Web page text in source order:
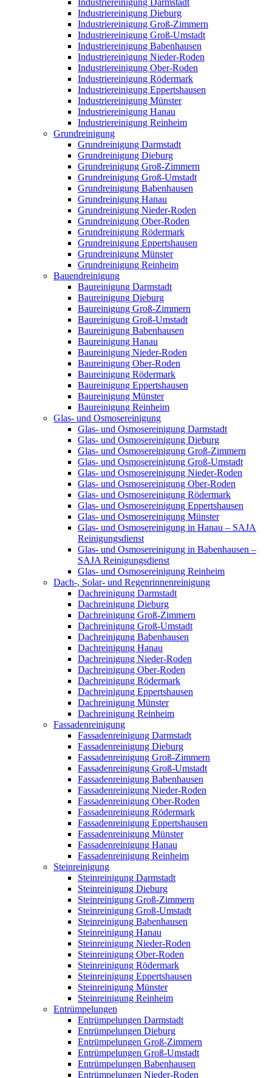
Industriereinigung Darmstadt
Industriereinigung Dieburg
Industriereinigung Groß-Zimmern
Industriereinigung Groß-Umstadt
Industriereinigung Babenhausen
Industriereinigung Nieder-Roden
Industriereinigung Ober-Roden
Industriereinigung Rödermark
Industriereinigung Eppertshausen
Industriereinigung Münster
Industriereinigung Hanau
Industriereinigung Reinheim
Grundreinigung
Grundreinigung Darmstadt
Grundreinigung Dieburg
Grundreinigung Groß-Zimmern
Grundreinigung Groß-Umstadt
Grundreinigung Babenhausen
Grundreinigung Hanau
Grundreinigung Nieder-Roden
Grundreinigung Ober-Roden
Grundreinigung Rödermark
Grundreinigung Eppertshausen
Grundreinigung Münster
Grundreinigung Reinheim
Bauendreinigung
Baureinigung Darmstadt
Baureinigung Dieburg
Baureinigung Groß-Zimmern
Baureinigung Groß-Umstadt
Baureinigung Babenhausen
Baureinigung Hanau
Baureinigung Nieder-Roden
Baureinigung Ober-Roden
Baureinigung Rödermark
Baureinigung Eppertshausen
Baureinigung Münster
Baureinigung Reinheim
Glas- und Osmosereinigung
Glas- und Osmosereinigung Darmstadt
Glas- und Osmosereinigung Dieburg
Glas- und Osmosereinigung Groß-Zimmern
Glas- und Osmosereinigung Groß-Umstadt
Glas- und Osmosereinigung Nieder-Roden
Glas- und Osmosereinigung Ober-Roden
Glas- und Osmosereinigung Rödermark
Glas- und Osmosereinigung Eppertshausen
Glas- und Osmosereinigung Münster
Glas- und Osmosereinigung in Hanau – SAJA
Reinigungsdienst
Glas- und Osmosereinigung in Babenhausen –
SAJA Reinigungsdienst
Glas- und Osmosereinigung Reinheim
Dach-, Solar- und Regenrinnenreinigung
Dachreinigung Darmstadt
Dachreinigung Dieburg
Dachreinigung Groß-Zimmern
Dachreinigung Groß-Umstadt
Dachreinigung Babenhausen
Dachreinigung Hanau
Dachreinigung Nieder-Roden
Dachreinigung Ober-Roden
Dachreinigung Rödermark
Dachreinigung Eppertshausen
Dachreinigung Münster
Dachreinigung Reinheim
Fassadenreinigung
Fassadenreinigung Darmstadt
Fassadenreinigung Dieburg
Fassadenreinigung Groß-Zimmern
Fassadenreinigung Groß-Umstadt
Fassadenreinigung Babenhausen
Fassadenreinigung Nieder-Roden
Fassadenreinigung Ober-Roden
Fassadenreinigung Rödermark
Fassadenreinigung Eppertshausen
Fassadenreinigung Münster
Fassadenreinigung Hanau
Fassadenreinigung Reinheim
Steinreinigung
Steinreinigung Darmstadt
Steinreinigung Dieburg
Steinreinigung Groß-Zimmern
Steinreinigung Groß-Umstadt
Steinreinigung Babenhausen
Steinreinigung Hanau
Steinreinigung Nieder-Roden
Steinreinigung Ober-Roden
Steinreinigung Rödermark
Steinreinigung Eppertshausen
Steinreinigung Münster
Steinreinigung Reinheim
Entrümpelungen
Entrümpelungen Darmstadt
Entrümpelungen Dieburg
Entrümpelungen Groß-Zimmern
Entrümpelungen Groß-Umstadt
Entrümpelungen Babenhausen
Entrümpelungen Nieder-Roden